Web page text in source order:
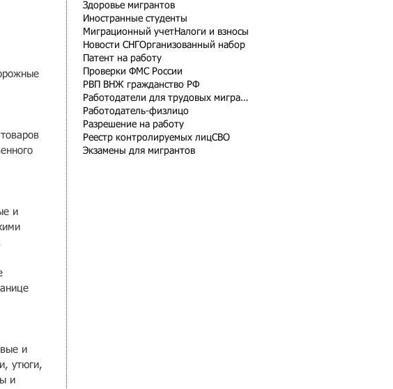
и
и
утюги,
и
Здоровье мигрантов
Иностранные студенты
Миграционный учетНалоги и взносы
Новости СНГ Организованный набор
Патент на работу
Проверки ФМС России
РВП ВНЖ гражданство РФ
Работодатели для трудовых мигрантов
Работодатель-физлицо
Разрешение на работу
Реестр контролируемых лицСВО
Экзамены для мигрантов